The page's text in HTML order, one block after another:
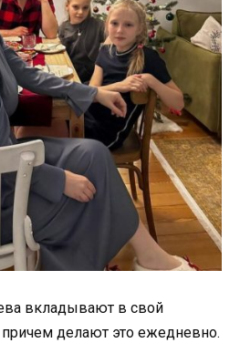
вкладывают в свой
делают это ежедневно.